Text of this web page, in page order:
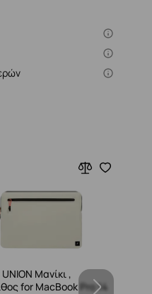
UNION Μανίκι ,
for MacBook Pro 14